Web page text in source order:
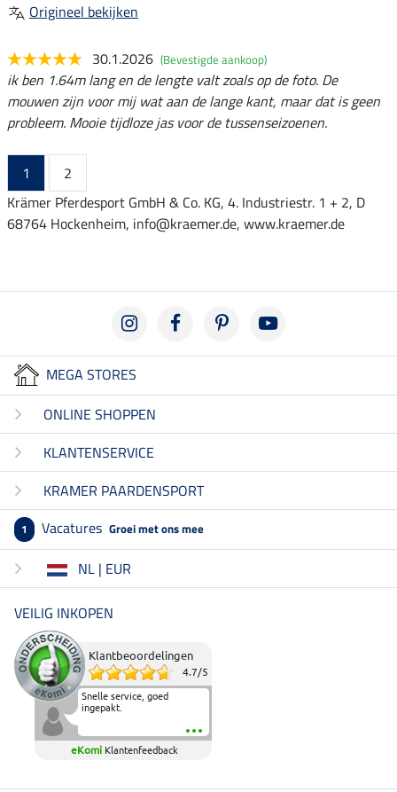
Origineel bekijken
30.1.2026 (Bevestigde aankoop)
ik ben 1.64m lang en de lengte valt zoals op de foto. De
mouwen zijn voor mij wat aan de lange kant, maar dat is geen
probleem. Mooie tijdloze jas voor de tussenseizoenen.
1
2
Krämer Pferdesport GmbH & Co. KG, 4. Industriestr. 1 + 2, D
68764 Hockenheim, info@kraemer.de, www.kraemer.de
MEGA STORES
ONLINE SHOPPEN
KLANTENSERVICE
KRAMER PAARDENSPORT
1 Vacatures Groei met ons mee
NL | EUR
VEILIG INKOPEN
Klantbeoordelingen
4.7/5
Snelle service, goed
ingepakt.
eKomi Klantenfeedback